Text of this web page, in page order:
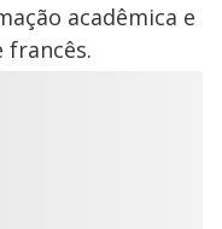
acadêmica e
francês.